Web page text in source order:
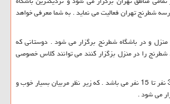
شطرنج تهران فعالیت می نماید . به شما معرفی خواهد
و در باشگاه شطرنج برگزار می شود . دوستانی که
را در منزل بزگزار کنند می توانند کلاس خصوصی
کلاس های عمومی شطرنج از 3 نفر تا 15 نفر می باشد . که زیر نظر مربیان بسیار خوب و
می شود .